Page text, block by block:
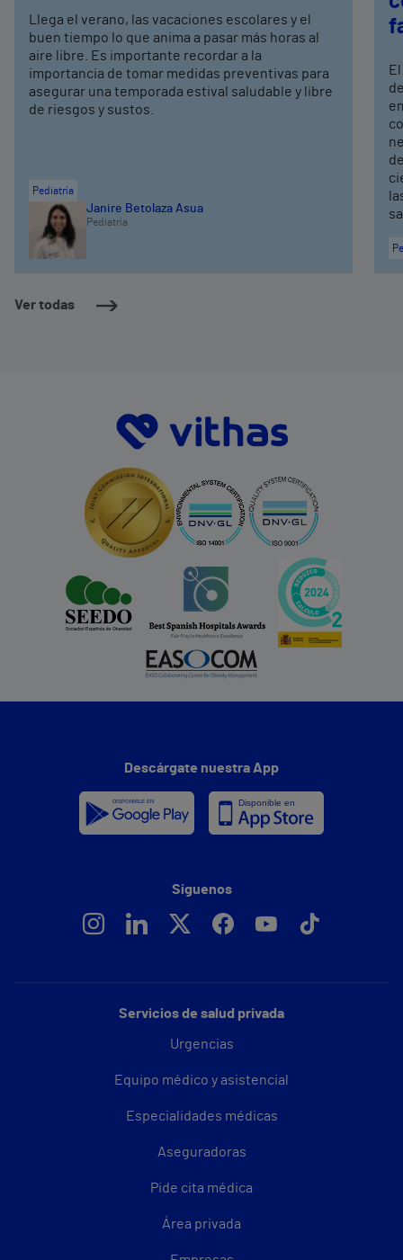
Ver todas
Llega el verano, las vacaciones escolares y el
buen tiempo lo que anima a pasar más horas al
aire libre. Es importante recordar a la
importancia de tomar medidas preventivas para
asegurar una temporada estival saludable y libre
de riesgos y sustos.
Pediatría
Janire Betolaza Asua
Pediatría
Servicios de salud privada
Urgencias
Equipo médico y asistencial
Especialidades médicas
Aseguradoras
Pide cita médica
Área privada
Descárgate nuestra App
Síguenos